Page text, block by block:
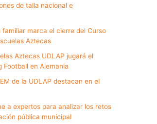
de talla nacional e
marca el cierre del Curso
Aztecas
Aztecas UDLAP jugará el
Football en Alemania
de la UDLAP destacan en el
a expertos para analizar los retos
pública municipal